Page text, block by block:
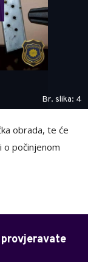
Br. slika: 4
obrada, te će
o počinjenom